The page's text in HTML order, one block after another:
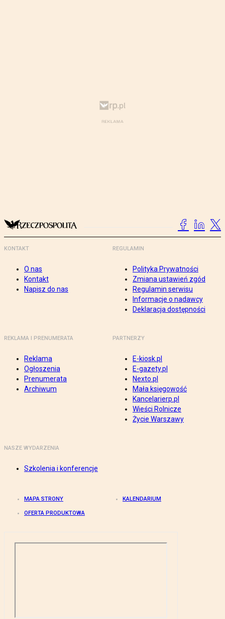
KONTAKT
O nas
Kontakt
Napisz do nas
REGULAMIN
Polityka Prywatności
Zmiana ustawień zgód
Regulamin serwisu
Informacje o nadawcy
Deklaracja dostępności
REKLAMA I PRENUMERATA
Reklama
Ogłoszenia
Prenumerata
Archiwum
PARTNERZY
E-kiosk.pl
E-gazety.pl
Nexto.pl
Mała księgowość
Kancelarierp.pl
Wieści Rolnicze
Życie Warszawy
NASZE WYDARZENIA
Szkolenia i konferencje
MAPA STRONY KALENDARIUM
OFERTA PRODUKTOWA